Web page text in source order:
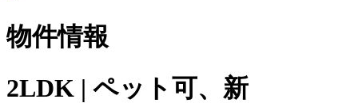
物件情報
2LDK | ペット可、新